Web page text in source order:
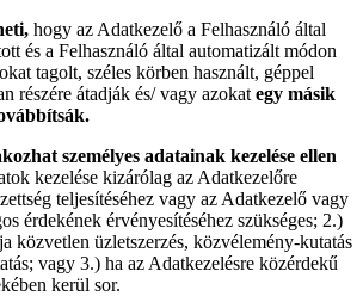
hogy az Adatkezelő a Felhasználó által
és a Felhasználó által automatizált módon
tagolt, széles körben használt, géppel
részére átadják és/ vagy azokat egy másik
személyes adatainak kezelése ellen
kezelése kizárólag az Adatkezelőre
teljesítéséhez vagy az Adatkezelő vagy
érdekének érvényesítéséhez szükséges; 2.)
közvetlen üzletszerzés, közvélemény-kutatás
vagy 3.) ha az Adatkezelésre közérdekű
kerül sor.